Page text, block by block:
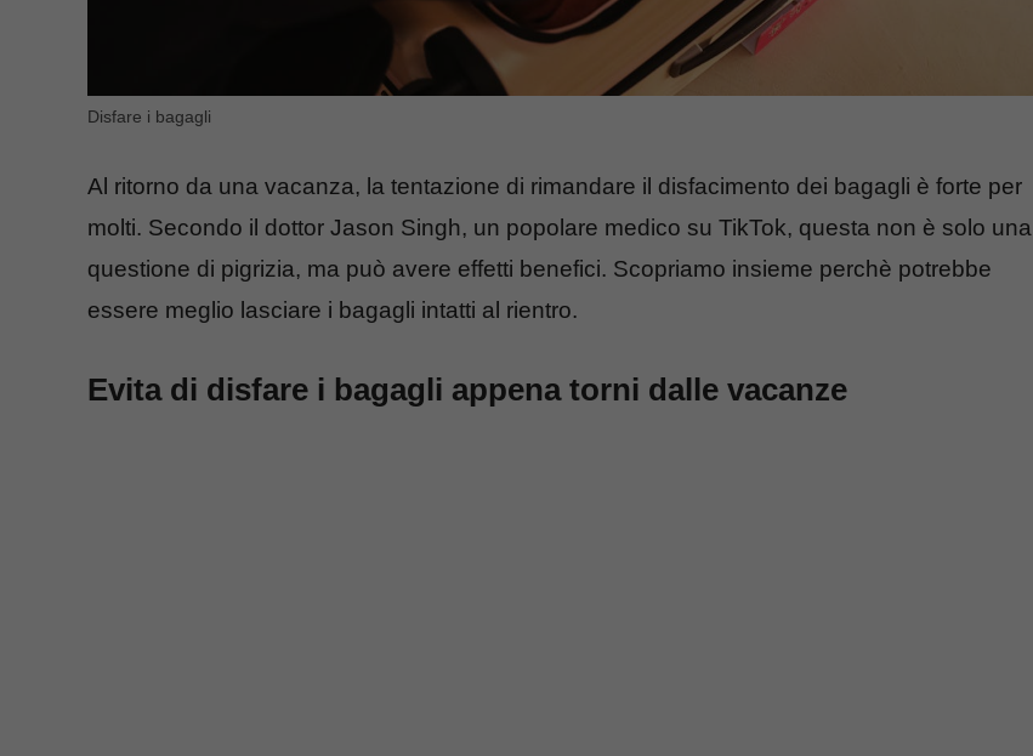
Disfare i bagagli
Al ritorno da una vacanza, la tentazione di rimandare il disfacimento dei bagagli è forte per
molti. Secondo il dottor Jason Singh, un popolare medico su TikTok, questa non è solo una
questione di pigrizia, ma può avere effetti benefici. Scopriamo insieme perchè potrebbe
essere meglio lasciare i bagagli intatti al rientro.
Evita di disfare i bagagli appena torni dalle vacanze